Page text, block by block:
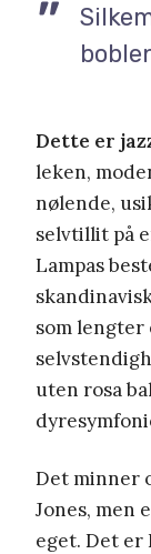
Dette er
leken,
nølende,
selvtillit på
Lampas
som
uten rosa
Det minner
Jones, men
eget. Det